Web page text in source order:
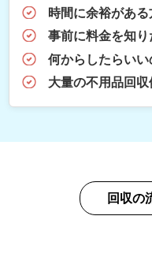
時間に余裕がある
事前に料金を知り
何からしたらい
大量の不用品回
回収の